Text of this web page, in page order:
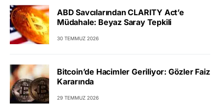
ABD Savcılarından CLARITY Act’e
Müdahale: Beyaz Saray Tepkili
30 TEMMUZ 2026
Bitcoin’de Hacimler Geriliyor: Gözler Faiz
Kararında
29 TEMMUZ 2026